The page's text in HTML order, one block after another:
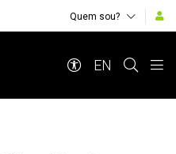
Quem sou?
EN